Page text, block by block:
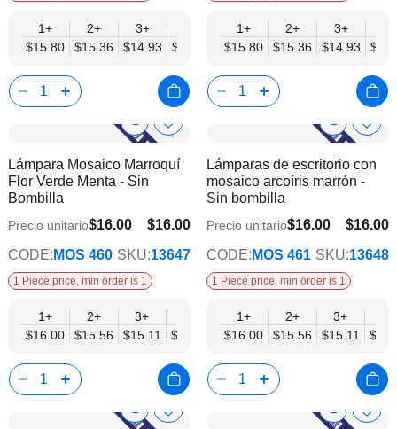
1+
$15.80
2+
$15.36
3+
$14.93
$14.49
9+
$14.05
12+
$13.61
15+
$13.17
1+
$15.80
2+
$15.36
3+
$14.93
Show
Info
Añadir
la
deseos
Lámpara Mosaico Marroquí
Flor Verde Menta - Sin
Bombilla
$16.00
$12.45
Precio unitario$16.00
CODE: MOS 460 SKU:13647
1 Piece price, min order is 1
1+
$16.00
2+
$15.56
3+
$15.11
$14.67
9+
$14.22
12+
$13.78
15+
$13.34
Show
Info la
Lámparas de escritorio con
mosaico arcoíris marrón -
Sin bombilla
$16.00
$12.45
Precio unitario$16.00
CODE: MOS 461 SKU:13648
1 Piece price, min order is 1
1+
$16.00
2+
$15.56
3+
$15.11
ShowAñadir
Show